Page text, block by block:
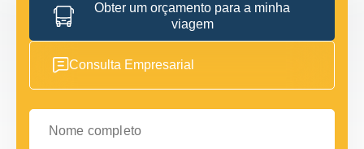
Obter um orçamento para a minha
viagem
Consulta Empresarial
Nome completo